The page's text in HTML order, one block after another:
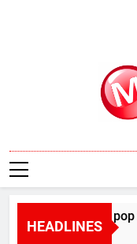
HEADLINES
Perles de la pop :
5 Days Ago